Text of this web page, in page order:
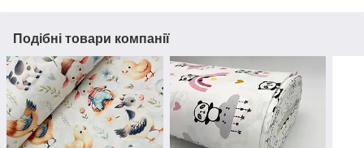
Подібні товари компанії